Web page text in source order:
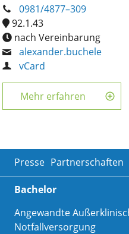
0981/4877–309
92.1.43
nach Vereinbarung
alexander.buchele
vCard
Mehr erfahren
Presse Partnerschaften
Bachelor
Angewandte
Notfallversorgung